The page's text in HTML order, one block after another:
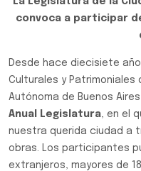
convoca a participar
Desde hace diecisiete
Culturales y Patrimoniales
Autónoma de Buenos
Anual Legislatura, en el
nuestra querida ciudad a
obras. Los participantes
extranjeros, mayores de